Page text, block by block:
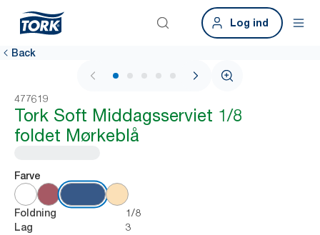
Log ind
Back
1 / 6
477619
Tork Soft Middagsserviet 1/8
foldet Mørkeblå
Farve
Foldning 1/8
Lag 3